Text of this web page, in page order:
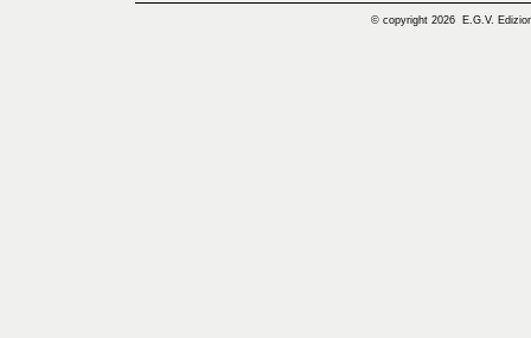
© copyright 2026 E.G.V.